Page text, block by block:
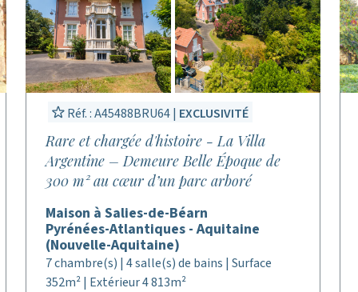
Réf. : A45488BRU64 | EXCLUSIVITÉ
Rare et chargée d'histoire - La Villa
Argentine – Demeure Belle Époque de
300 m² au cœur d’un parc arboré
Maison à Salies-de-Béarn
Pyrénées-Atlantiques - Aquitaine
(Nouvelle-Aquitaine)
7 chambre(s) | 4 salle(s) de bains | Surface
352m² | Extérieur 4 813m²